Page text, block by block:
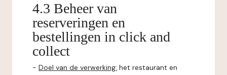
4.3 Beheer van
reserveringen en
bestellingen in click and
collect
- Doel van de verwerking: het restaurant en